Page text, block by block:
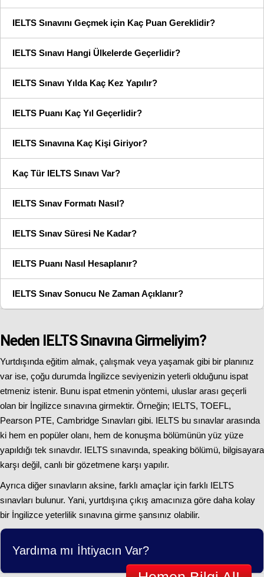
IELTS Sınavını Geçmek için Kaç Puan Gereklidir?
IELTS Sınavı Hangi Ülkelerde Geçerlidir?
IELTS Sınavı Yılda Kaç Kez Yapılır?
IELTS Puanı Kaç Yıl Geçerlidir?
IELTS Sınavına Kaç Kişi Giriyor?
Kaç Tür IELTS Sınavı Var?
IELTS Sınav Formatı Nasıl?
IELTS Sınav Süresi Ne Kadar?
IELTS Puanı Nasıl Hesaplanır?
IELTS Sınav Sonucu Ne Zaman Açıklanır?
Neden IELTS Sınavına Girmeliyim?
Yurtdışında eğitim almak, çalışmak veya yaşamak gibi bir planınız
var ise, çoğu durumda İngilizce seviyenizin yeterli olduğunu ispat
etmeniz istenir. Bunu ispat etmenin yöntemi, uluslar arası geçerli
olan bir İngilizce sınavına girmektir. Örneğin; IELTS, TOEFL,
Pearson PTE, Cambridge Sınavları gibi. IELTS bu sınavlar arasında
ki hem en popüler olanı, hem de konuşma bölümünün yüz yüze
yapıldığı tek sınavdır. IELTS sınavında, speaking bölümü, bilgisayara
karşı değil, canlı bir gözetmene karşı yapılır.
Ayrıca diğer sınavların aksine, farklı amaçlar için farklı IELTS
sınavları bulunur. Yani, yurtdışına çıkış amacınıza göre daha kolay
bir İngilizce yeterlilik sınavına girme şansınız olabilir.
Yardıma mı İhtiyacın Var?